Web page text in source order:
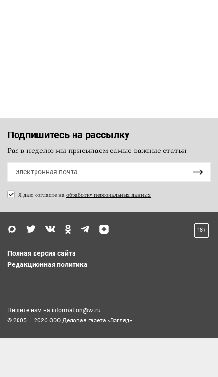
Подпишитесь на рассылку
Раз в неделю мы присылаем самые важные статьи
Я даю согласие на обработку персональных данных
18+
Полная версия сайта
Редакционная политика
Пишите нам на information@vz.ru
© 2005 — 2026 ООО Деловая газета «Взгляд»